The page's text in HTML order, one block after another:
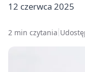
12 czerwca 2025
2 min czytania